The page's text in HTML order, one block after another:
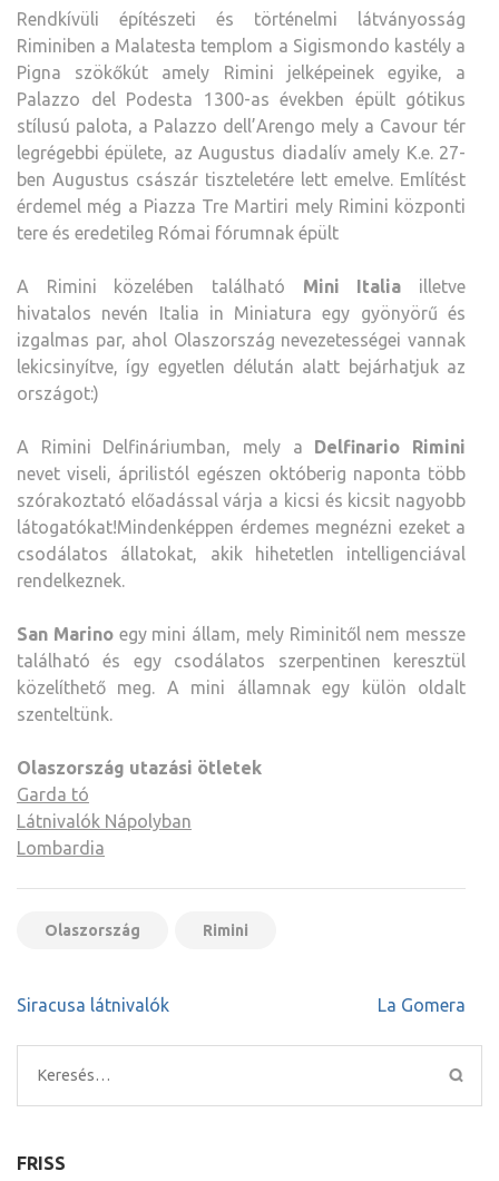
Rendkívüli építészeti és történelmi látványosság
Riminiben a Malatesta templom a Sigismondo kastély a
Pigna szökőkút amely Rimini jelképeinek egyike, a
Palazzo del Podesta 1300-as években épült gótikus
stílusú palota, a Palazzo dell’Arengo mely a Cavour tér
legrégebbi épülete, az Augustus diadalív amely K.e. 27-
ben Augustus császár tiszteletére lett emelve. Említést
érdemel még a Piazza Tre Martiri mely Rimini központi
tere és eredetileg Római fórumnak épült
A Rimini közelében található Mini Italia illetve
hivatalos nevén Italia in Miniatura egy gyönyörű és
izgalmas par, ahol Olaszország nevezetességei vannak
lekicsinyítve, így egyetlen délután alatt bejárhatjuk az
országot:)
A Rimini Delfináriumban, mely a Delfinario Rimini
nevet viseli, áprilistól egészen októberig naponta több
szórakoztató előadással várja a kicsi és kicsit nagyobb
látogatókat!Mindenképpen érdemes megnézni ezeket a
csodálatos állatokat, akik hihetetlen intelligenciával
rendelkeznek.
San Marinoegy mini állam, mely Riminitől nem messze
található és egy csodálatos szerpentinen keresztül
közelíthető meg. A mini államnak egy külön oldalt
szenteltünk.
Olaszország utazási ötletek
Garda tó
Látnivalók Nápolyban
Lombardia
Olaszország Rimini
Bejegyzés
Siracusa látnivalók La Gomera
Keresés:
FRISS